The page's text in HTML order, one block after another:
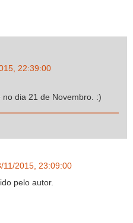
22:39:00
dia 21 de Novembro. :)
11/2015, 23:09:00
pelo autor.